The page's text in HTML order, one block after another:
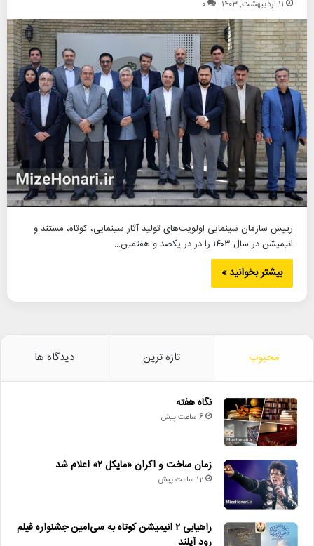
۱۱ اردیبهشت, ۱۴۰۳ ۰
رییس سازمان سینمایی اولویت‌های تولید آثار سینمایی، کوتاه، مستند و
انیمیشن در سال ۱۴۰۳ را در در یکصد و هفتمین…
بیشتر بخوانید »
محبوب تازه ترین دیدگاه ها
نگاه هفته
6 ساعت پیش
زمان ساخت و اکران «مایکل ۲» اعلام شد
12 ساعت پیش
راهیابی ۲ انیمیشن کوتاه به سی‌امین جشنواره فیلم